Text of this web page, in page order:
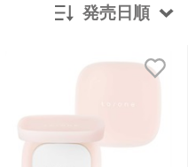
発売日順
価格が安い
価格が高い